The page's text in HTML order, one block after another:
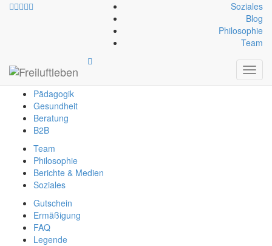
Soziales
Blog
Philosophie
Team
info@freiluftleben.at +43 664 64 664 23
Freiluftleben
Pädagogik
Gesundheit
Beratung
B2B
Team
Philosophie
Berichte & Medien
Soziales
Gutschein
Ermäßigung
FAQ
Legende